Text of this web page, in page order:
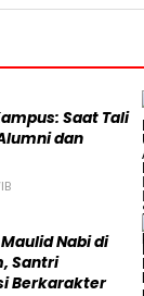
Saat Tali
dan
Nabi di
Santri
Berkarakter